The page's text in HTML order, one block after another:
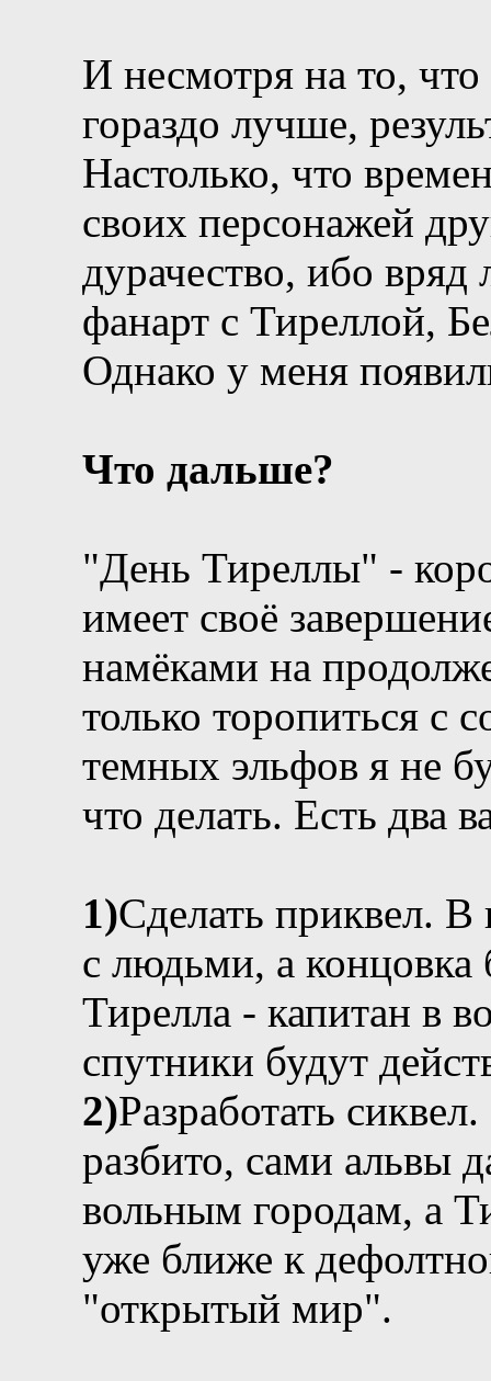
И несмотря на то,
гораздо лучше,
Настолько, что
своих персонажей
дурачество, ибо вряд
фанарт с Тиреллой,
Однако у меня
Что дальше?
"День Тиреллы" -
имеет своё
намёками на
только торопиться с
темных эльфов я не
что делать. Есть два
1)Сделать приквел. В
с людьми, а
Тирелла - капитан в
спутники будут
2)Разработать
разбито, сами альвы
вольным городам, а
уже ближе к
"открытый мир".